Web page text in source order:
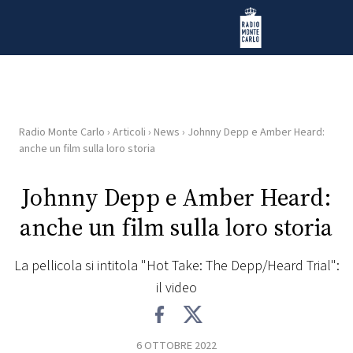
Radio Monte Carlo
HOME
RADIO
WEB
Radio Monte Carlo › Articoli › News › Johnny Depp e Amber Heard:
anche un film sulla loro storia
Johnny Depp e Amber Heard:
anche un film sulla loro storia
La pellicola si intitola "Hot Take: The Depp/Heard Trial":
il video
6 OTTOBRE 2022